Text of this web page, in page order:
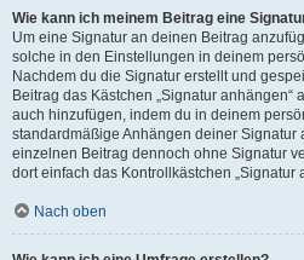
Wie kann ich meinem Beitrag eine
Um eine Signatur an deinen Beitrag
solche in den Einstellungen in deinem
Nachdem du die Signatur erstellt und
Beitrag das Kästchen „Signatur
auch hinzufügen, indem du in deinem
standardmäßige Anhängen deiner Signatur
einzelnen Beitrag dennoch ohne Signatur
dort einfach das Kontrollkästchen „Signatur
Nach oben